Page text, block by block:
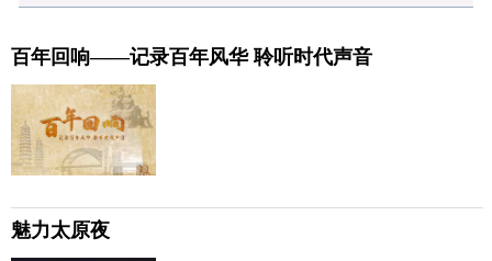
百年回响——记录百年风华 聆听时代声音
魅力太原夜